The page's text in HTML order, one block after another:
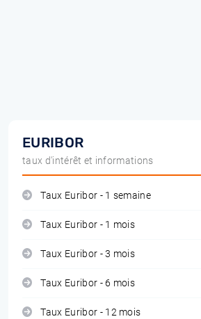
EURIBOR
taux d'intérêt et informations
Taux Euribor - 1 semaine
Taux Euribor - 1 mois
Taux Euribor - 3 mois
Taux Euribor - 6 mois
Taux Euribor - 12 mois